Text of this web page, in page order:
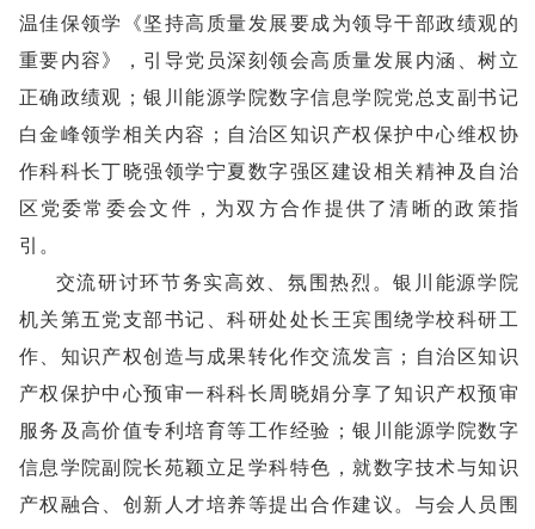
温佳保领学《坚持高质量发展要成为领导干部政绩观的
重要内容》，引导党员深刻领会高质量发展内涵、树立
正确政绩观；银川能源学院数字信息学院党总支副书记
白金峰领学相关内容；自治区知识产权保护中心维权协
作科科长丁晓强领学宁夏数字强区建设相关精神及自治
区党委常委会文件，为双方合作提供了清晰的政策指
引。
交流研讨环节务实高效、氛围热烈。银川能源学院
机关第五党支部书记、科研处处长王宾围绕学校科研工
作、知识产权创造与成果转化作交流发言；自治区知识
产权保护中心预审一科科长周晓娟分享了知识产权预审
服务及高价值专利培育等工作经验；银川能源学院数字
信息学院副院长苑颖立足学科特色，就数字技术与知识
产权融合、创新人才培养等提出合作建议。与会人员围